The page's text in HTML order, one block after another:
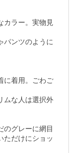
カラー。実物見
パンツのように
に着用。ごわご
ムな人は選択外
のグレーに網目
ただけにショッ